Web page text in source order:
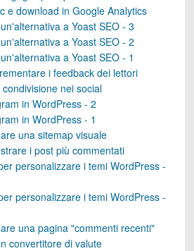
e download in Google Analytics
a Yoast SEO - 3
a Yoast SEO - 2
a Yoast SEO - 1
i feedback dei lettori
nei social
in WordPress - 2
in WordPress - 1
una sitemap visuale
i post più commentati
personalizzare i temi WordPress -
personalizzare i temi WordPress -
una pagina "commenti recenti"
convertitore di valute